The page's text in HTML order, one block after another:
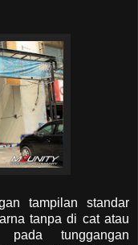
tampilan standar
tanpa di cat atau
tunggangan